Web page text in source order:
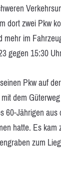
dort zwei Pkw
im
gegen 15:30
Pkw auf
dem
Jährigen
hatte. Es
zum